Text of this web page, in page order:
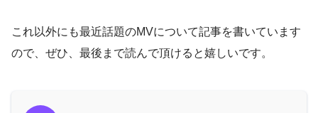
これ以外にも最近話題のMVについて記事を書いています
ので、ぜひ、最後まで読んで頂けると嬉しいです。